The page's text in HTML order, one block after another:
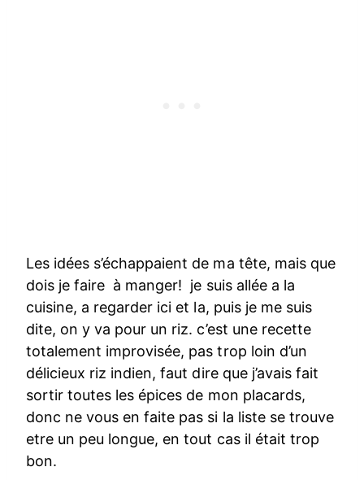
Les idées s’échappaient de ma tête, mais que
dois je faire à manger! je suis allée a la
cuisine, a regarder ici et la, puis je me suis
dite, on y va pour un riz. c’est une recette
totalement improvisée, pas trop loin d’un
délicieux riz indien, faut dire que j’avais fait
sortir toutes les épices de mon placards,
donc ne vous en faite pas si la liste se trouve
etre un peu longue, en tout cas il était trop
bon.